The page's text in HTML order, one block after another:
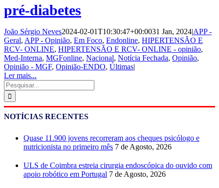
pré-diabetes
João Sérgio Neves2024-02-01T10:30:47+00:0031 Jan, 2024|APP -
Geral, APP - Opinião, Em Foco, Endonline, HIPERTENSÃO E
RCV- ONLINE, HIPERTENSÃO E RCV- ONLINE - opinião,
Med-Interna, MGFonline, Nacional, Notícia Fechada, Opinião,
Opinião - MGF, Opinião-ENDO, Últimas|
Ler mais...
Pesquisar
NOTÍCIAS RECENTES
Quase 11.900 jovens recorreram aos cheques psicólogo e
nutricionista no primeiro mês 7 de Agosto, 2026
ULS de Coimbra estreia cirurgia endoscópica do ouvido com
apoio robótico em Portugal 7 de Agosto, 2026